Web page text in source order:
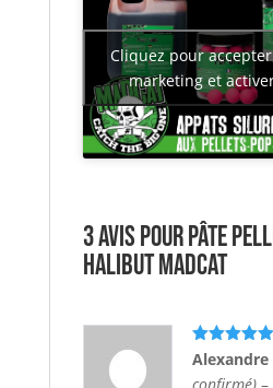
Cliquez pour
marketing et
3 avis pourPâte
Halibut MADCAT
Note5sur
Alexandre